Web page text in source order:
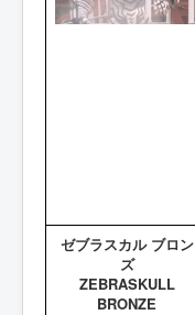
ゼブラスカル ブロン
ズ
ZEBRASKULL
BRONZE